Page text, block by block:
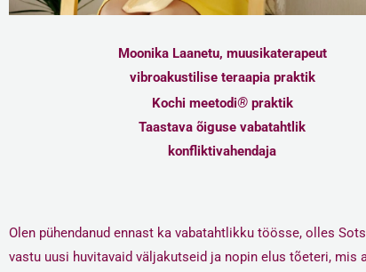
Moonika Laanetu, muusikaterapeut
vibroakustilise teraapia praktik
Kochi meetodi®praktik
Taastava õiguse vabatahtlik
konfliktivahendaja
Olen pühendanud ennast ka vabatahtlikku töösse, olles
vastu uusi huvitavaid väljakutseid ja nopin elus tõeteri,